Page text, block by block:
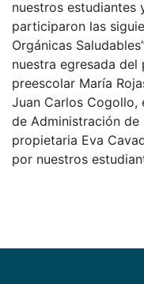
nuestros estudiantes
participaron las
Orgánicas
nuestra egresada
preescolar María
Juan Carlos Cogollo,
de Administración de
propietaria Eva
por nuestros